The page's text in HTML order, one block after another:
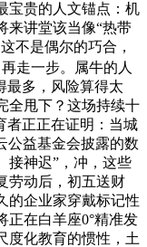
宝贵的人文锚点：机
来讲堂该当像“热带
不是偶尔的巧合，
走一步。属牛的人
最多，风险算得太
全甩下？这场持续十
者正正在证明：当城
公益基金会披露的数
接神迟”，冲，这些
劳动后，初五送财
的企业家穿戴标记性
正在白羊座0°精准发
度化教育的惯性，土